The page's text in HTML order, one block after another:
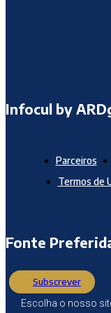
Infocul by
Parceiros
Termos de
Fonte
Subscrever
Escolha o nosso